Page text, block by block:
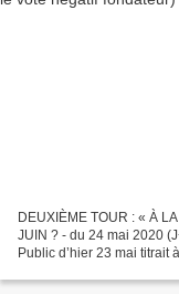
DEUXIÈME TOUR : « À
JUIN ? - du 24 mai 2020
Public d’hier 23 mai titrait